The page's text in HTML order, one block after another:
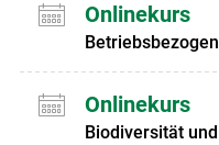
Onlinekurs
Onlinekurs
Biodiversität